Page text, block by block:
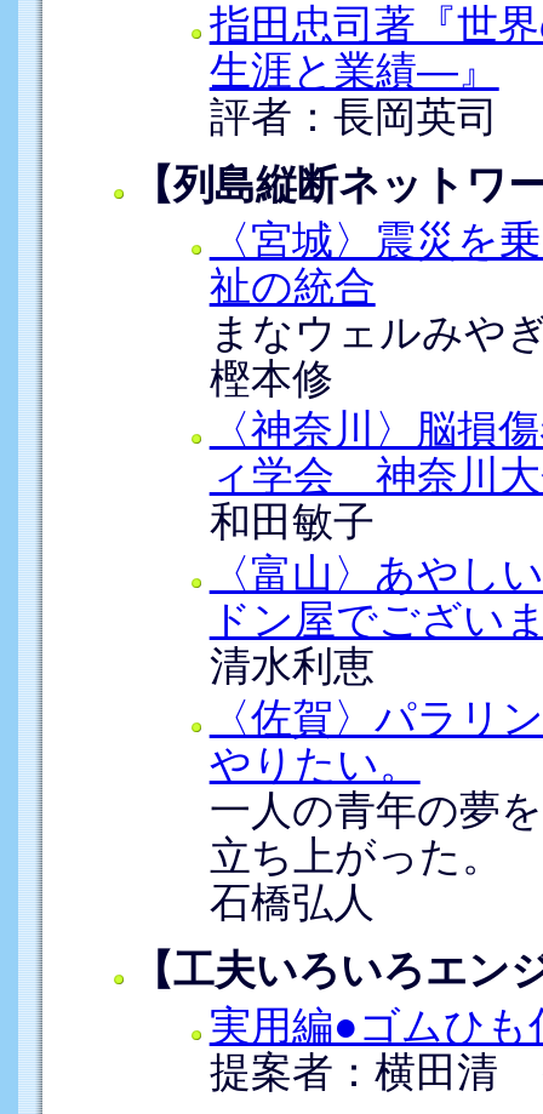
指田忠司著『世
生涯と業績―』
評者：長岡英司
【列島縦断ネットワ
〈宮城〉震災を
祉の統合
まなウェルみや
樫本修
〈神奈川〉脳損
ィ学会 神奈川
和田敏子
〈富山〉あやし
ドン屋でござい
清水利恵
〈佐賀〉パラリ
やりたい。
一人の青年の夢
立ち上がった。
石橋弘人
【工夫いろいろエン
実用編●ゴムひ
提案者：横田清